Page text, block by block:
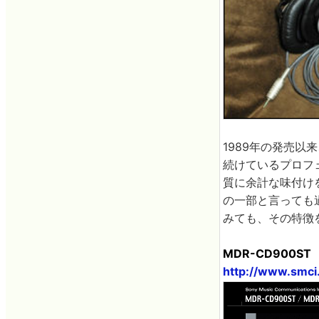
1989年の発売以
続けているプロフ
質に余計な味付
の一部と言っても
みても、その特徴
MDR-CD900ST
http://